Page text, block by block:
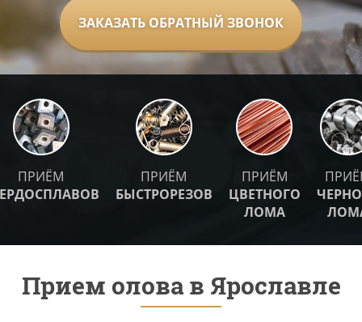
ЗАКАЗАТЬ ОБРАТНЫЙ ЗВОНОК
ПРИЁМ
ПРИЁМ
БЫСТРОРЕЗОВ
ПРИЁМ
ЦВЕТНОГО
ЛОМА
Прием олова в Ярославле